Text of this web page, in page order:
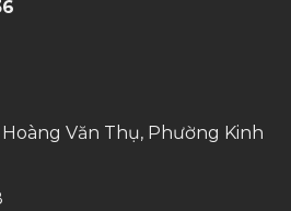
Văn Thụ, Phường Kinh